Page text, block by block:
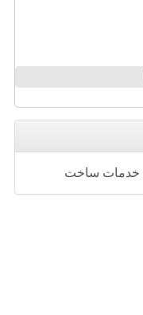
خدمات ساخت